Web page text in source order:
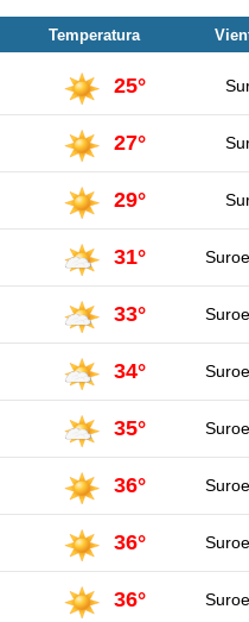
Temperatura
25°
27°
29°
31°
33°
34°
35°
36°
36°
36°